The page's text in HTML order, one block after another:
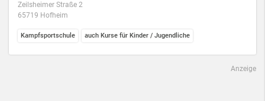
Zeilsheimer Straße 2
65719 Hofheim
Kampfsportschule auch Kurse für Kinder / Jugendliche
Anzeige